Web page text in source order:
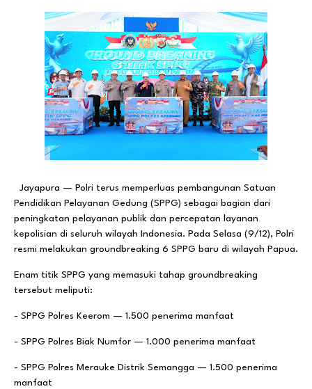
Jayapura — Polri terus memperluas pembangunan Satuan
Pendidikan Pelayanan Gedung (SPPG) sebagai bagian dari
peningkatan pelayanan publik dan percepatan layanan
kepolisian di seluruh wilayah Indonesia. Pada Selasa (9/12), Polri
resmi melakukan groundbreaking 6 SPPG baru di wilayah Papua.
Enam titik SPPG yang memasuki tahap groundbreaking
tersebut meliputi:
- SPPG Polres Keerom — 1.500 penerima manfaat
- SPPG Polres Biak Numfor — 1.000 penerima manfaat
- SPPG Polres Merauke Distrik Semangga — 1.500 penerima
manfaat